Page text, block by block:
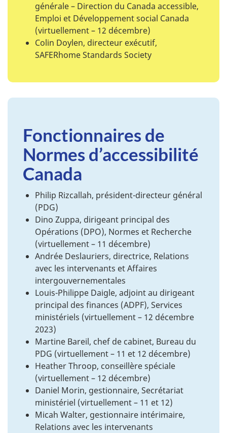
générale – Direction du Canada accessible,
Emploi et Développement social Canada
(virtuellement – 12 décembre)
Colin Doylen, directeur exécutif,
SAFERhome Standards Society
Fonctionnaires de
Normes d’accessibilité
Canada
Philip Rizcallah, président-directeur général
(PDG)
Dino Zuppa, dirigeant principal des
Opérations (DPO), Normes et Recherche
(virtuellement – 11 décembre)
Andrée Deslauriers, directrice, Relations
avec les intervenants et Affaires
intergouvernementales
Louis-Philippe Daigle, adjoint au dirigeant
principal des finances (ADPF), Services
ministériels (virtuellement – 12 décembre
2023)
Martine Bareil, chef de cabinet, Bureau du
PDG (virtuellement – 11 et 12 décembre)
Heather Throop, conseillère spéciale
(virtuellement – 12 décembre)
Daniel Morin, gestionnaire, Secrétariat
ministériel (virtuellement – 11 et 12)
Micah Walter, gestionnaire intérimaire,
Relations avec les intervenants